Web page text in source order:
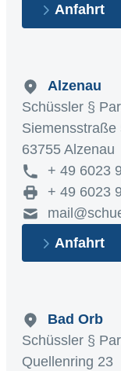
Anfahrt
Alzenau
Schüssler §
Siemensstraße
63755 Alzenau
+ 49 6023
+ 49 6023
Anfahrt
Bad Orb
Schüssler §
Quellenring 23